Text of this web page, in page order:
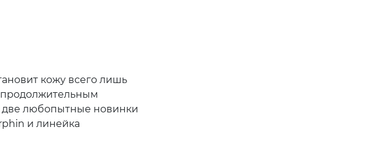
кожу всего лишь
продолжительным
две любопытные новинки
и линейка